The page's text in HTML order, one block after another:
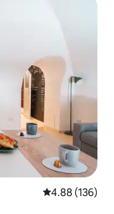
औसत रेटिंग 5 में से
4.88 (136)